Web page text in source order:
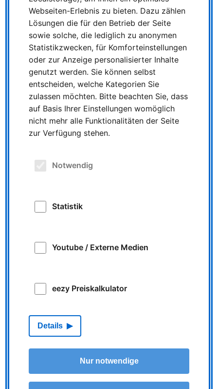
sehr leid. Wir bitten unsere Fahrgäste um
Entschuldigung und um Verständnis. Deshalb
versuchen wir die Lücken so gut es geht zu stopfen.“
Der anhaltende Personalmangel im gesamten ÖPNV
und der derzeit überdurchschnittliche Krankenstand
durch Corona bei Busfahrerinnen und Busfahrern trifft
auch die NIAG. Jakubowski: „Wir arbeiten aber nach
Kräften daran, die Lage weiter zu verbessern.“
Im unternehmenseigenen Bildungszentrum in Moers
werden zum Beispiel jedes Jahr in mehreren Kursen
den Fahrdienst ausgebildet.
„Die nächsten werden unser Team dann hoffentlich
Wochen und Monate.
den 2.248 Fahrten im gesamten Netz von NIAG und
3,5 Prozent. Auch in den benachbarten Gebieten
melden Verkehrsunternehmen eine vergleichbare
Situationen, bei der Deutschen Bahn werden einzelne
S-Bahn-Linien am Wochenende sogar ausgesetzt.
Ausfälle werden in allen ÖPNV-Apps mit
Echtzeitinformationen angezeigt, auch in der NIAG-
Webseiten-Erlebnis zu bieten. Dazu zählen
Lösungen die für den Betrieb der Seite
sowie solche, die lediglich zu anonymen
Statistikzwecken, für Komforteinstellungen
oder zur Anzeige personalisierter Inhalte
genutzt werden. Sie können selbst
entscheiden, welche Kategorien Sie
zulassen möchten. Bitte beachten Sie, dass
auf Basis Ihrer Einstellungen womöglich
nicht mehr alle Funktionalitäten der Seite
zur Verfügung stehen.
Notwendig
Statistik
Youtube / Externe Medien
eezy Preiskalkulator
Details
Nur notwendige